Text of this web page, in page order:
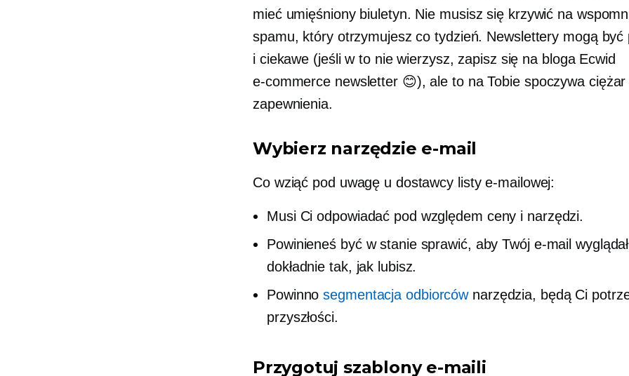
mieć umięśnionybiuletyn. Nie musisz się krzywić na
spamu, który otrzymujesz co tydzień. Newslettery mogą być
i ciekawe (jeśli w to nie wierzysz, zapisz się na bloga Ecwid
e-commerce newsletter 😊), ale to na Tobie spoczywa ciężar
zapewnienia.
Wybierz narzędzie e-mail
Co wziąć pod uwagę u dostawcy listy e-mailowej:
Musi Ci odpowiadać pod względem ceny i narzędzi.
Powinieneś być w stanie sprawić, aby Twój e-mail wyglądał
dokładnie tak, jak lubisz.
Powinnosegmentacja odbiorcównarzędzia, będą Ci
przyszłości.
Przygotuj szablony e-maili